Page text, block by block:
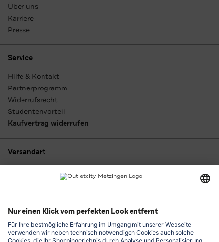
Über uns
Karriere
Presse
Service
Hilfe & Kontakt
Partnerprogramm
Widerrufsrecht
Studentenvorteil
Kaufvertrag widerrufen
Versandart